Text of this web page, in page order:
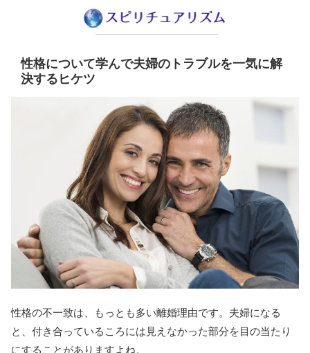
性格について学んで夫婦のトラブルを一気に解
決するヒケツ
性格の不一致は、もっとも多い離婚理由です。夫婦になる
と、付き合っているころには見えなかった部分を目の当たり
にすることがありますよね。